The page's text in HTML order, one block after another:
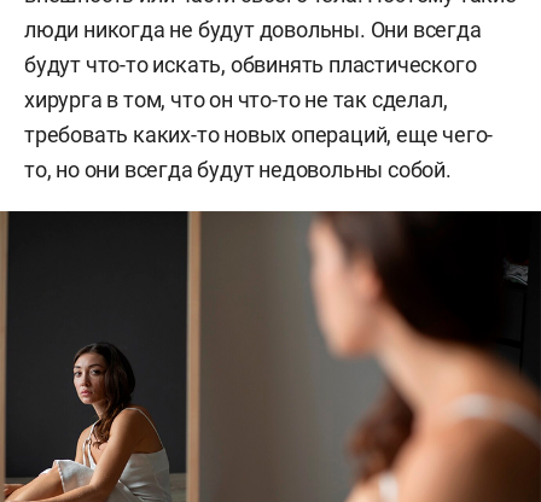
люди никогда не будут довольны. Они всегда
будут что-то искать, обвинять пластического
хирурга в том, что он что-то не так сделал,
требовать каких-то новых операций, еще чего-
то, но они всегда будут недовольны собой.